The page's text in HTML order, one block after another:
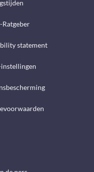
Ratgeber
statement